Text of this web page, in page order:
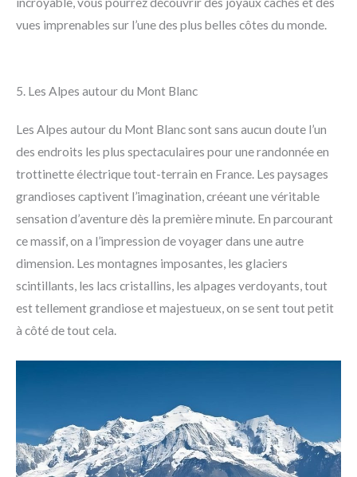
vues imprenables sur l’une des plus belles côtes du monde.
5. Les Alpes autour du Mont Blanc
Les Alpes autour du Mont Blanc sont sans aucun doute l’un
des endroits les plus spectaculaires pour une randonnée en
trottinette électrique tout-terrain en France. Les paysages
grandioses captivent l’imagination, créeant une véritable
sensation d’aventure dès la première minute. En parcourant
ce massif, on a l’impression de voyager dans une autre
dimension. Les montagnes imposantes, les glaciers
scintillants, les lacs cristallins, les alpages verdoyants, tout
est tellement grandiose et majestueux, on se sent tout petit
à côté de tout cela.